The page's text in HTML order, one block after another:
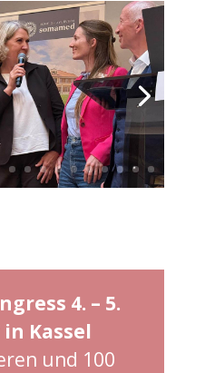
4. – 5.
in Kassel
und 100